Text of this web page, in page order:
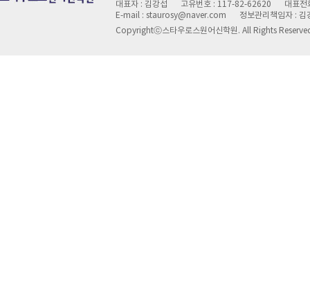
대표자 : 김강섭 고유번호 : 117-82-62620
대표
E-mail : staurosy@naver.com
정보관리책임자 : 김
Copyrightⓒ스타우로스원어신학원. All Rights